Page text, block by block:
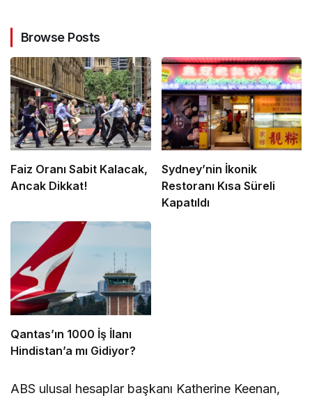
Browse Posts
Faiz Oranı Sabit Kalacak,
Ancak Dikkat!
Sydney’nin İkonik
Restoranı Kısa Süreli
Kapatıldı
Qantas’ın 1000 İş İlanı
Hindistan’a mı Gidiyor?
ABS ulusal hesaplar başkanı Katherine Keenan,